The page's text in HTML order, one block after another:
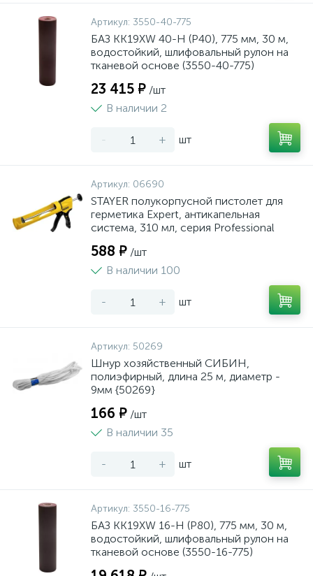
Артикул: 3550-40-775
БАЗ KK19XW 40-H (Р40), 775 мм, 30 м,
водостойкий, шлифовальный рулон на
тканевой основе (3550-40-775)
23 415 ₽ /шт
В наличии 2
- + шт
Артикул: 06690
STAYER полукорпусной пистолет для
герметика Expert, антикапельная
система, 310 мл, серия Professional
588 ₽ /шт
В наличии 100
- + шт
Артикул: 50269
Шнур хозяйственный СИБИН,
полиэфирный, длина 25 м, диаметр -
9мм {50269}
166 ₽ /шт
В наличии 35
- + шт
Артикул: 3550-16-775
БАЗ KK19XW 16-H (Р80), 775 мм, 30 м,
водостойкий, шлифовальный рулон на
тканевой основе (3550-16-775)